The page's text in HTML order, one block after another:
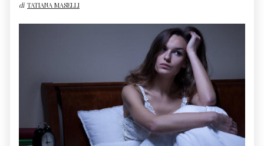
di TATIANA MASELLI